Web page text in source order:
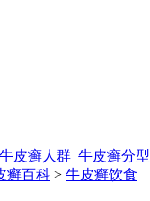
牛皮癣人群 牛皮癣分型
癣百科 > 牛皮癣饮食